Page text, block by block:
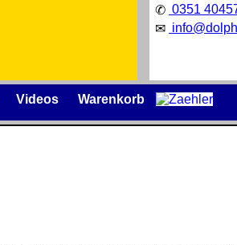
Videos Warenkorb
✆ 0351
✉